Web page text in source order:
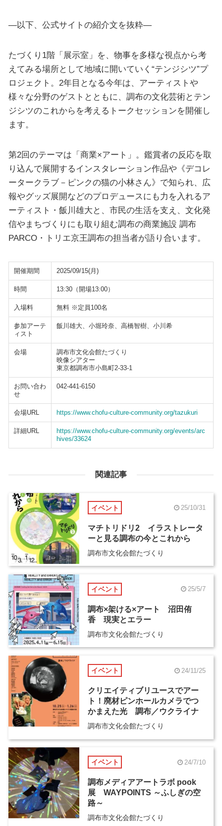
—以下、公式サイトの紹介文を抜粋—
たづくり1階「展示室」を、物事を多様な視点から考
えてみる場所として地域に開いていく“テンジシツ”プ
ロジェクト。2年目となる今年は、アーティストや
様々な分野のゲストとともに、調布の文化芸術とテン
ジシツのこれからを考えるトークセッションを開催し
ます。
第2回のテーマは「商業×アート」。鑑賞者の反応を取
り込んで展開するインスタレーション作品や《デコレ
ータークラブ－ピンクの猫の小林さん》で知られ、広
報やグッズ展開などのプロデュースにも力を入れるア
ーティスト・飯川雄大と、市民の生活を支え、文化発
信やまちづくりにも取り組む調布の商業施設 調布
PARCO・トリエ京王調布の担当者が語り合います。
開催期間 2025/09/15(月)
時間 13:30（開場13:00）
入場料 無料 ※定員100名
参加アーテ
ィスト
飯川雄大、小堀玲奈、高橋智樹、小川希
会場
調布市文化会館たづくり
映像シアター
東京都調布市小島町2-33-1
お問い合わ
せ
042-441-6150
会場URL https://www.chofu-culture-community.org/tazukuri
詳細URL
https://www.chofu-culture-community.org/events/arc
hives/33624
関連記事
イベント 25/10/31
マチトリドリ2 イラストレータ
ーと見る調布の今とこれから
調布市文化会館たづくり
イベント 25/5/7
調布×架ける×アート 沼田侑
香 現実とエラー
調布市文化会館たづくり
イベント 24/11/25
クリエイティブリユースでアー
ト！廃材ピンホールカメラでつ
かまえた光 調布／ウクライナ
調布市文化会館たづくり
イベント 24/7/10
調布メディアアートラボ pook
展 WAYPOINTS ～ふしぎの空
路～
調布市文化会館たづくり